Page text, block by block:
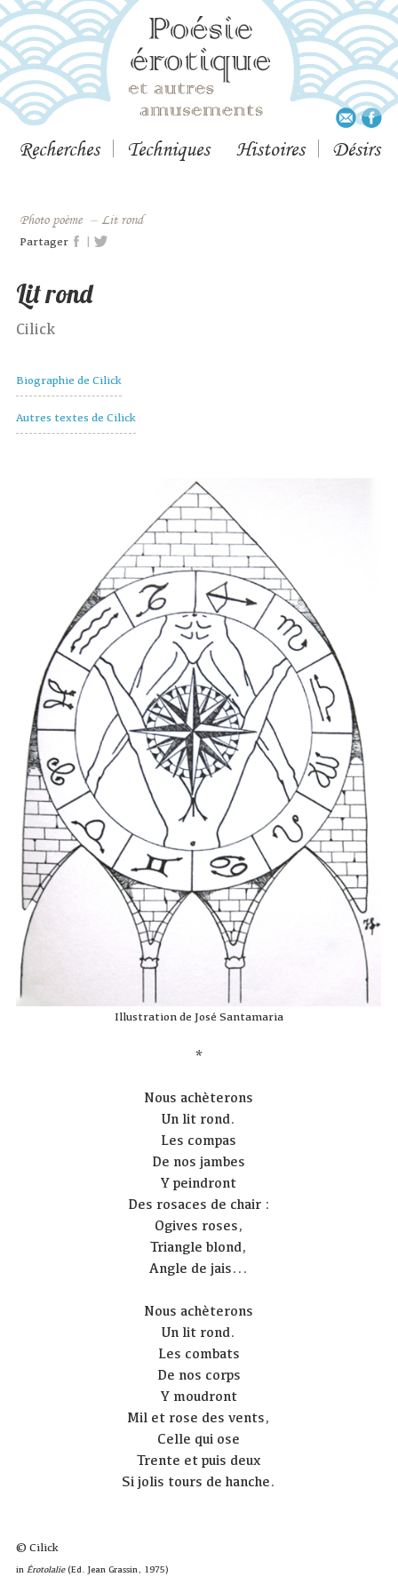
Recherches Techniques Histoires Désirs
Photo poème – Lit rond
Partager |
Lit rond
Cilick
Biographie de Cilick
Autres textes de Cilick
Illustration de José Santamaria
*
Nous achèterons
Un lit rond.
Les compas
De nos jambes
Y peindront
Des rosaces de chair :
Ogives roses,
Triangle blond,
Angle de jais...
Nous achèterons
Un lit rond.
Les combats
De nos corps
Y moudront
Mil et rose des vents,
Celle qui ose
Trente et puis deux
Si jolis tours de hanche.
© Cilick
in Érotolalie(Ed. Jean Grassin, 1975)